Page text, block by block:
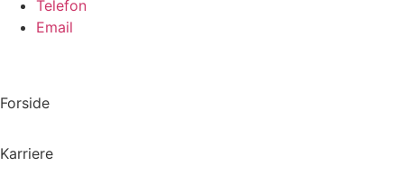
Telefon
Email
Forside
Karriere